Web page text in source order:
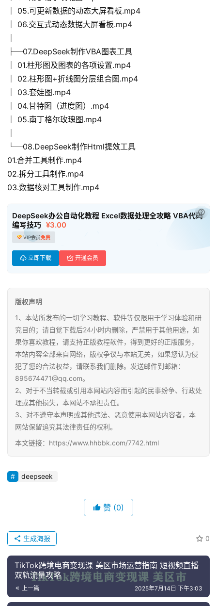
源
初
中
资
学
资
料
媒
体
资
高
中
资
料
儿
童
启
蒙
儿
童
英
蒙
登录 注册
│ 05.可更新数据的动态大屏看板.mp4
│ 06.交互式动态数据大屏看板.mp4
├─07.DeepSeek制作VBA图表工具
│ 01.柱形图及图表的各项设置.mp4
│ 02.柱形图+折线图分层组合图.mp4
│ 03.套娃图.mp4
│ 04.甘特图（进度图）.mp4
│ 05.南丁格尔玫瑰图.mp4
└─08.DeepSeek制作Html提效工具
01.合并工具制作.mp4
02.拆分工具制作.mp4
03.数据核对工具制作.mp4
DeepSeek办公自动化教程 Excel数据处理全攻略 VBA代码
编写技巧 ¥3.00
VIP会员免费
立即下载 开通会员
版权声明
1、本站所发布的一切学习教程、软件等仅限用于学习体验和研
究目的；请自觉下载后24小时内删除，严禁用于其他用途，如
果你喜欢教程，请支持正版教程软件，得到更好的正版服务，
本站内容全部来自网络，版权争议与本站无关，如果您认为侵
犯了您的合法权益，请联系我们删除。发送邮件到邮箱：
895674471@qq.com。
2、对于不当转载或引用本网站内容而引起的民事纷争、行政处
理或其他损失，本网站不承担责任。
3、对不遵守本声明或其他违法、恶意使用本网站内容者，本
网站保留追究其法律责任的权利。
本文链接：https://www.hhbbk.com/7742.html
deepseek
赞 (0)
0
生成海报
TikTok跨境电商变现课 美区市场运营指南 短视频直播
双轨流量攻略
上一篇 2025年7月14日 下午3:03